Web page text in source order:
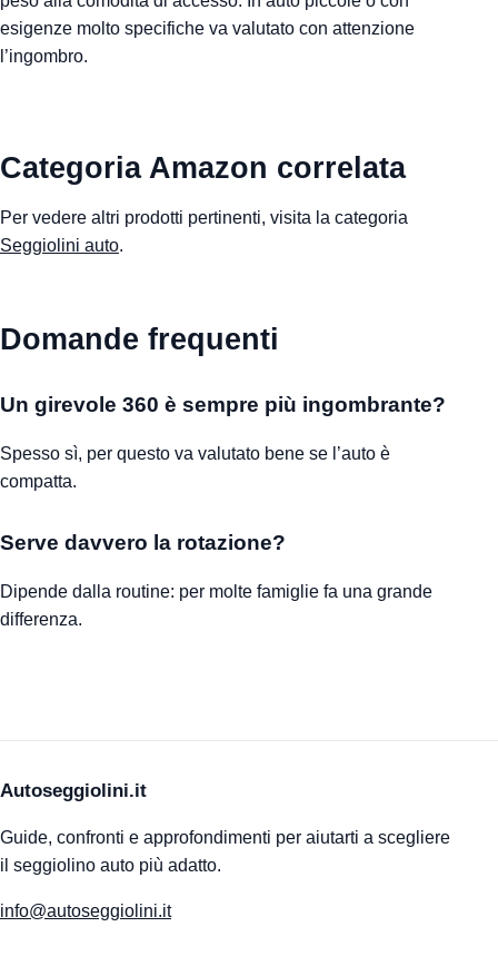
esigenze molto specifiche va valutato con attenzione
l’ingombro.
Categoria Amazon correlata
Per vedere altri prodotti pertinenti, visita la categoria
Seggiolini auto.
Domande frequenti
Un girevole 360 è sempre più ingombrante?
Spesso sì, per questo va valutato bene se l’auto è
compatta.
Serve davvero la rotazione?
Dipende dalla routine: per molte famiglie fa una grande
differenza.
Autoseggiolini.it
Guide, confronti e approfondimenti per aiutarti a scegliere
il seggiolino auto più adatto.
info@autoseggiolini.it